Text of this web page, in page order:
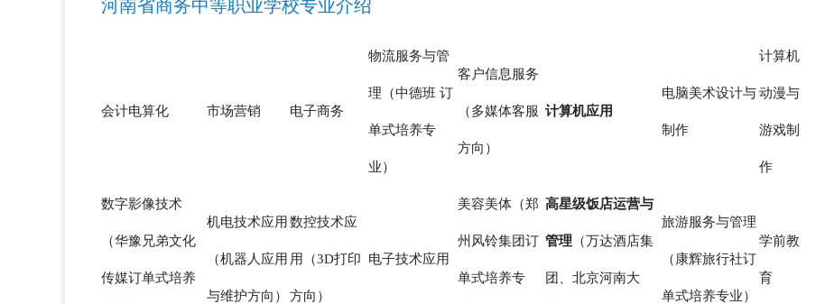
河南省商务中等职业学校专业介绍
会计电算化 市场营销 电子商务
物流服务与管
理（中德班 订
单式培养专
业）
客户信息服务
（多媒体客服
方向）
计算机应用
电脑美术设计与
制作
计算机
动漫与
游戏制
作
数字影像技术
（华豫兄弟文化
传媒订单式培养
机电技术应用
（机器人应用
与维护方向）
数控技术应
用（3D打印
方向）
电子技术应用
美容美体（郑
州风铃集团订
单式培养专
高星级饭店运营与
管理 （万达酒店集
团、北京河南大
旅游服务与管理
（康辉旅行社订
单式培养专业）
学前教
育